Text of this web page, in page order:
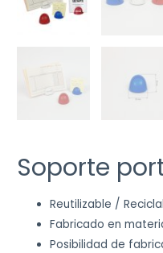
Soporte
Reutilizable /
Fabricado en
Posibilidad de